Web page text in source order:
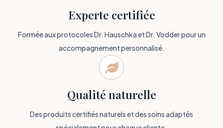
Experte certifiée
Formée aux protocoles Dr. Hauschka et Dr. Vodder pour un
accompagnement personnalisé.

Qualité naturelle
Des produits certifiés naturels et des soins adaptés